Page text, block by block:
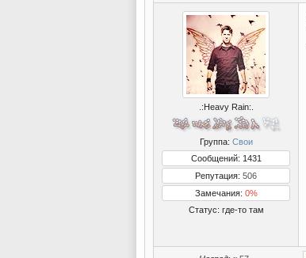
.:Heavy Rain:.
Группа: Свои
Сообщений: 1431
Репутация: 506
Замечания: 0%
Статус: где-то там